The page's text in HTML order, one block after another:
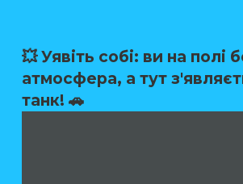
💥 Уявіть собі: ви на полі
атмосфера, а тут
танк! 🚗